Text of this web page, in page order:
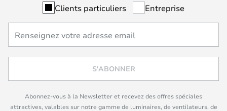
Clients particuliers Entreprise
S'ABONNER
Abonnez-vous à la Newsletter et recevez des offres spéciales
attractives, valables sur notre gamme de luminaires, de ventilateurs, de